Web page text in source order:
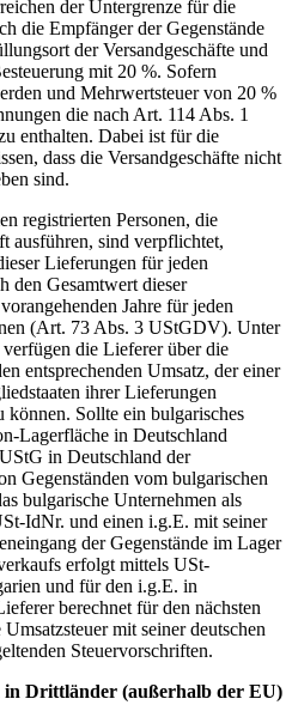
der Untergrenze für die
die Empfänger der Gegenstände
der Versandgeschäfte und
mit 20 %. Sofern
und Mehrwertsteuer von 20 %
die nach Art. 114 Abs. 1
enthalten. Dabei ist für die
dass die Versandgeschäfte nicht
sind.
registrierten Personen, die
ausführen, sind verpflichtet,
Lieferungen für jeden
den Gesamtwert dieser
Jahre für jeden
(Art. 73 Abs. 3 UStGDV). Unter
die Lieferer über die
entsprechenden Umsatz, der einer
ihrer Lieferungen
können. Sollte ein bulgarisches
Lagerfläche in Deutschland
in Deutschland der
Gegenständen vom bulgarischen
bulgarische Unternehmen als
IdNr. und einen i.g.E. mit seiner
der Gegenstände im Lager
erfolgt mittels USt-
und für den i.g.E. in
berechnet für den nächsten
mit seiner deutschen
Steuervorschriften.
in Drittländer (außerhalb der EU)